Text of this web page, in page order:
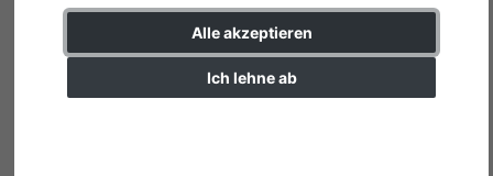
Alle akzeptieren
Ich lehne ab